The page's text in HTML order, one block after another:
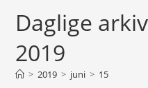
Daglige
2019
> 2019 > juni > 15